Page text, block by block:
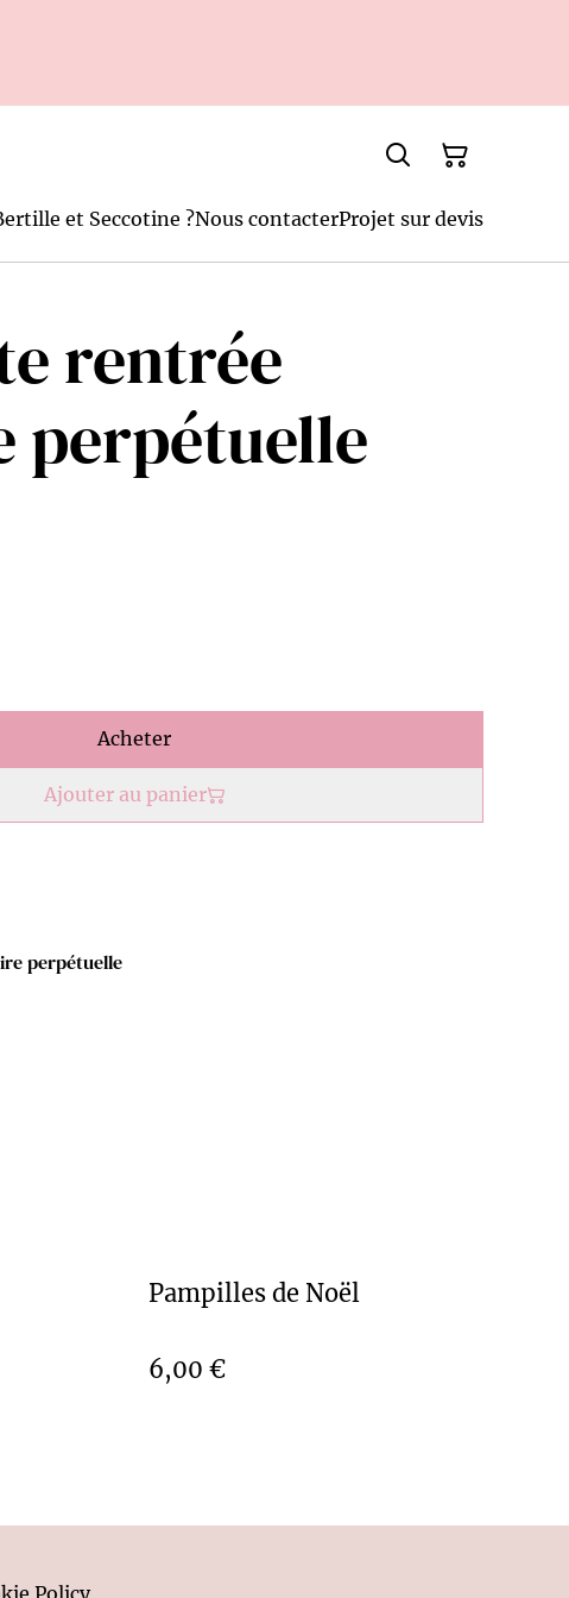
et Seccotine ?Nous contacterProjet sur devis
rentrée
perpétuelle
Acheter
Ajouter au panier
perpétuelle
Pampilles de Noël
6,00 €
Policy